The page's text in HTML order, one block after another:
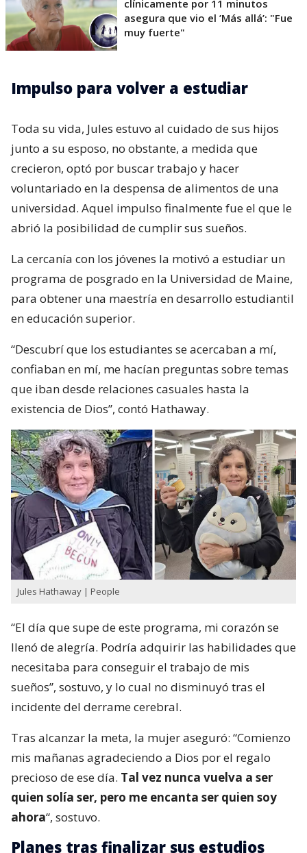
clínicamente por 11 minutos
asegura que vio el ’Más allá’: "Fue
muy fuerte"
Impulso para volver a estudiar
Toda su vida, Jules estuvo al cuidado de sus hijos
junto a su esposo, no obstante, a medida que
crecieron, optó por buscar trabajo y hacer
voluntariado en la despensa de alimentos de una
universidad. Aquel impulso finalmente fue el que le
abrió la posibilidad de cumplir sus sueños.
La cercanía con los jóvenes la motivó a estudiar un
programa de posgrado en la Universidad de Maine,
para obtener una maestría en desarrollo estudiantil
en educación superior.
“Descubrí que los estudiantes se acercaban a mí,
confiaban en mí, me hacían preguntas sobre temas
que iban desde relaciones casuales hasta la
existencia de Dios”, contó Hathaway.
Jules Hathaway | People
“El día que supe de este programa, mi corazón se
llenó de alegría. Podría adquirir las habilidades que
necesitaba para conseguir el trabajo de mis
sueños”, sostuvo, y lo cual no disminuyó tras el
incidente del derrame cerebral.
Tras alcanzar la meta, la mujer aseguró: “Comienzo
mis mañanas agradeciendo a Dios por el regalo
precioso de ese día. Tal vez nunca vuelva a ser
quien solía ser, pero me encanta ser quien soy
ahora“, sostuvo.
Planes tras finalizar sus estudios